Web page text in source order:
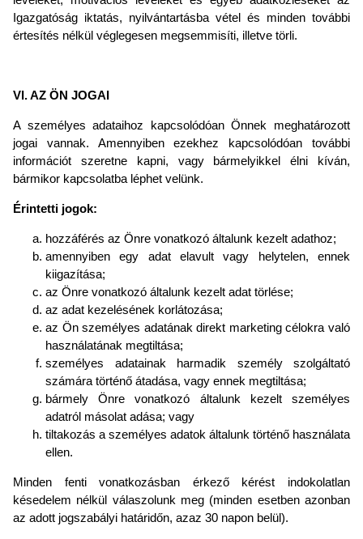
Igazgatóság iktatás, nyilvántartásba vétel és minden további
értesítés nélkül véglegesen megsemmisíti, illetve törli.
VI. AZ ÖN JOGAI
A személyes adataihoz kapcsolódóan Önnek meghatározott
jogai vannak. Amennyiben ezekhez kapcsolódóan további
információt szeretne kapni, vagy bármelyikkel élni kíván,
bármikor kapcsolatba léphet velünk.
Érintetti jogok:
hozzáférés az Önre vonatkozó általunk kezelt adathoz;
amennyiben egy adat elavult vagy helytelen, ennek
kiigazítása;
az Önre vonatkozó általunk kezelt adat törlése;
az adat kezelésének korlátozása;
az Ön személyes adatának direkt marketing célokra való
használatának megtiltása;
személyes adatainak harmadik személy szolgáltató
számára történő átadása, vagy ennek megtiltása;
bármely Önre vonatkozó általunk kezelt személyes
adatról másolat adása; vagy
tiltakozás a személyes adatok általunk történő használata
ellen.
Minden fenti vonatkozásban érkező kérést indokolatlan
késedelem nélkül válaszolunk meg (minden esetben azonban
az adott jogszabályi határidőn, azaz 30 napon belül).